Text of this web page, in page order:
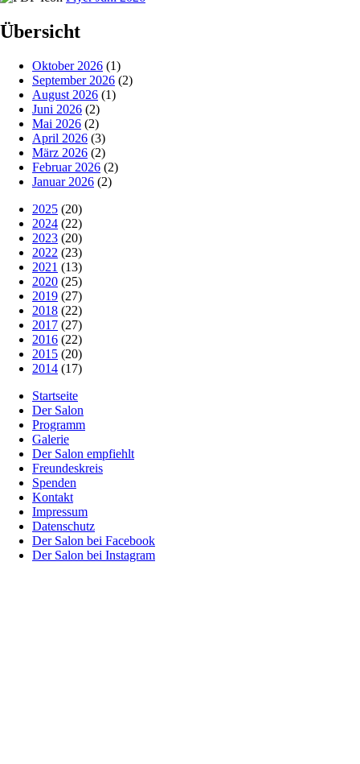
Übersicht
Oktober 2026 (1)
September 2026 (2)
August 2026 (1)
Juni 2026 (2)
Mai 2026 (2)
April 2026 (3)
März 2026 (2)
Februar 2026 (2)
Januar 2026 (2)
2025 (20)
2024 (22)
2023 (20)
2022 (23)
2021 (13)
2020 (25)
2019 (27)
2018 (22)
2017 (27)
2016 (22)
2015 (20)
2014 (17)
Startseite
Der Salon
Programm
Galerie
Der Salon empfiehlt
Freundeskreis
Spenden
Kontakt
Impressum
Datenschutz
Der Salon bei Facebook
Der Salon bei Instagram